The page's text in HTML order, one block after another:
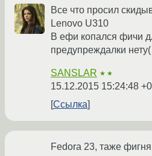
Все что просил
Lenovo U310
В ефи копался фичи
предупреждалки нету(
SANSLAR ★★
15.12.2015 15:24:48
Ссылка
Fedora 23, таже